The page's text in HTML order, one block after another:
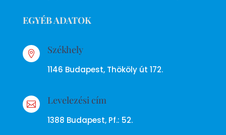
EGYÉB ADATOK
 Székhely
1146 Budapest, Thököly út 172.
 Levelezési cím
1388 Budapest, Pf.: 52.